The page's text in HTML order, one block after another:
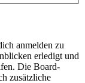
anmelden zu
erledigt und
Die Board-
zusätzliche